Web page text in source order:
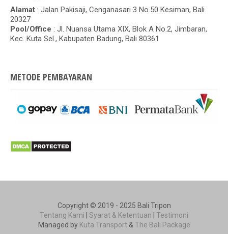
Alamat : Jalan Pakisaji, Cenganasari 3 No.50 Kesiman, Bali
20327
Pool/Office : Jl. Nuansa Utama XIX, Blok A No.2, Jimbaran,
Kec. Kuta Sel., Kabupaten Badung, Bali 80361
METODE PEMBAYARAN
Copyright © 2019 - 2025 Bali Tripon
Tentang Kami
Syarat & Ketentuan
Testimoni
Managed by Kuta Transport& The Bali Package